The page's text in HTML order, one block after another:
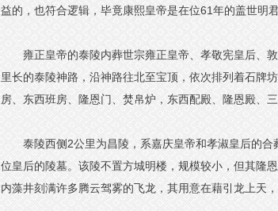
益的，也符合逻辑，毕竟康熙皇帝是在位61年的盖世明
雍正皇帝的泰陵内葬世宗雍正皇帝、孝敬宪皇后、
里长的泰陵神路，沿神路往北至宝顶，依次排列着石牌
房、东西班房、隆恩门、焚帛炉，东西配殿、隆恩殿、
泰陵西侧2公里为昌陵，系嘉庆皇帝和孝淑皇后的
位皇后的陵墓。该陵不置方城明楼，规模较小，但其隆
内藻井刻满许多腾云驾雾的飞龙，其用意在藉引龙上天